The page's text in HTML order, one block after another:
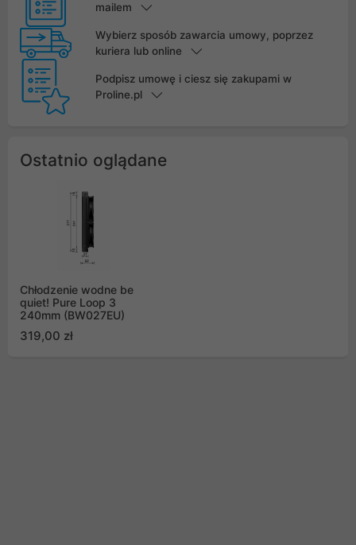
mailem
Wybierz sposób zawarcia umowy, poprzez
kuriera lub online
Podpisz umowę i ciesz się zakupami w
Proline.pl
Ostatnio oglądane
Chłodzenie wodne be
quiet! Pure Loop 3
240mm (BW027EU)
319,00 zł